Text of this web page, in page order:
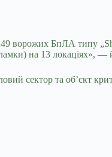
БпЛА типу
на 13 локаціях», —
сектор та обʼєкт